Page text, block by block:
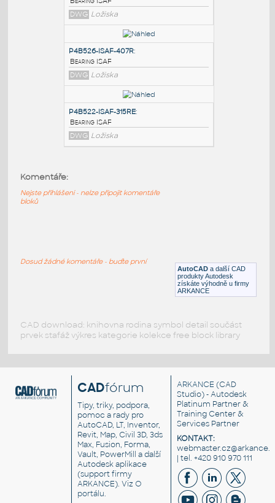
P4B528-ISAF-415RE:
Bearing ISAF
DWG Ložiska
P4B528-ISAF-415R
Bearing ISAF
DWG Ložiska
DWG Ložiska
DWG Ložiska AutoCAD a další CAD
produkty Autodesk
získáte výhodně u firmy
ARKANCE
Komentáře:
Nejste přihlášeni - nelze připojit komentáře
bloků
Dosud žádné komentáře - buďte první
CAD download: knihovna rodina symbol detail součást
prvek stafáž výkres kategorie kolekce free block library
CADfórum
Tipy, triky, podpora,
pomoc a rady pro
AutoCAD, LT, Inventor,
Revit, Map, Civil 3D, 3ds
Max, Fusion, Forma,
Vault, PowerMill a další
Autodesk aplikace
(support firmy
ARKANCE). VizO
portálu.
ARKANCE (CAD
Studio) - Autodesk
Platinum Partner &
Training Center &
Services Partner
KONTAKT:
| tel. +420 910 970 111